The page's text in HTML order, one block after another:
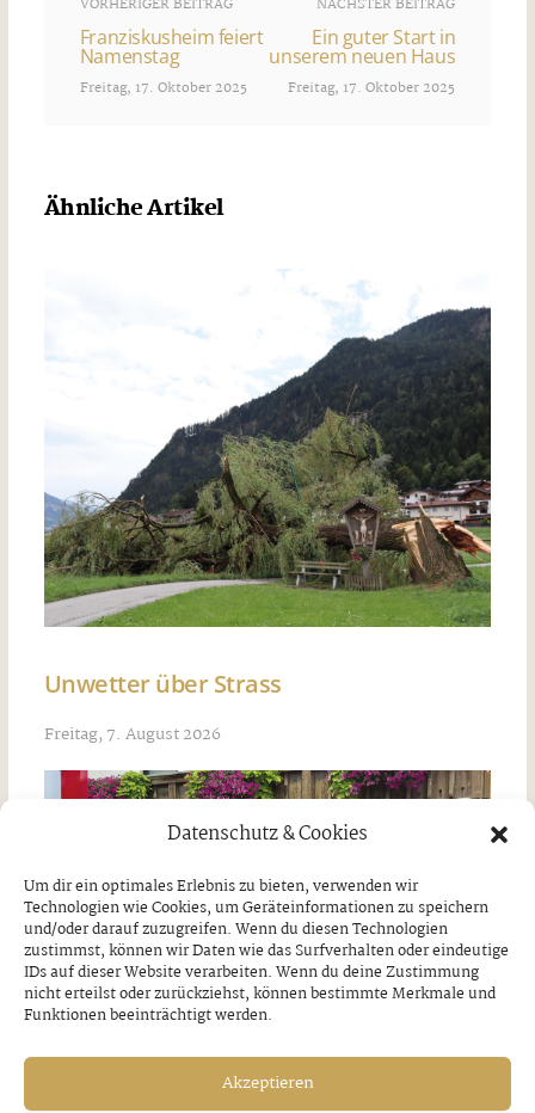
Datenschutz & Cookies
Um dir ein optimales Erlebnis zu bieten, verwenden wir
Technologien wie Cookies, um Geräteinformationen zu speichern
und/oder darauf zuzugreifen. Wenn du diesen Technologien
zustimmst, können wir Daten wie das Surfverhalten oder eindeutige
IDs auf dieser Website verarbeiten. Wenn du deine Zustimmung
nicht erteilst oder zurückziehst, können bestimmte Merkmale und
Funktionen beeinträchtigt werden.
Akzeptieren
VORHERIGER BEITRAG
Franziskusheim feiert
Namenstag
Freitag, 17. Oktober 2025
NÄCHSTER BEITRAG
Ein guter Start in
unserem neuen Haus
Freitag, 17. Oktober 2025
Ähnliche Artikel
Unwetter über Strass
Freitag, 7. August 2026